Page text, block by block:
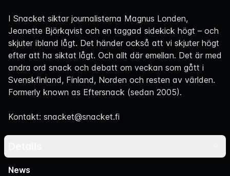
Navigation
I Snacket siktar journalisterna Magnus Londen,
Jeanette Björkqvist och en taggad sidekick högt – och
skjuter ibland lågt. Det händer också att vi skjuter högt
efter att ha siktat lågt. Och allt där emellan. Det är med
andra ord snack och debatt om veckan som gått i
Svenskfinland, Finland, Norden och resten av världen.
Formerly known as Eftersnack (sedan 2005).
Kontakt: snacket@snacket.fi
News